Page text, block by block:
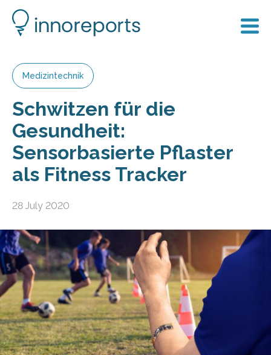
Medizintechnik
Schwitzen für die
Gesundheit:
Sensorbasierte Pflaster
als Fitness Tracker
28 July 2020